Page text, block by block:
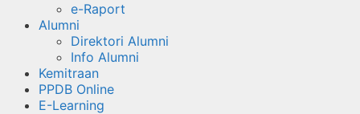
e-Raport
Alumni
Direktori Alumni
Info Alumni
Kemitraan
PPDB Online
E-Learning